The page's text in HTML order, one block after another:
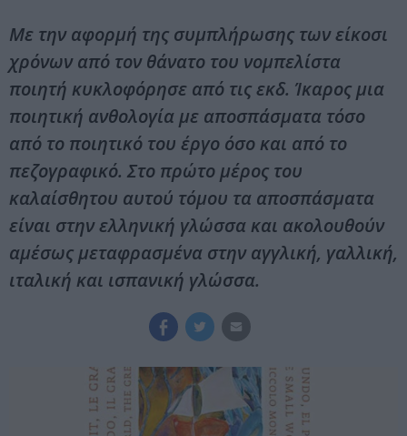
Με την αφορμή της συμπλήρωσης των είκοσι
χρόνων από τον θάνατο του νομπελίστα
ποιητή κυκλοφόρησε από τις εκδ. Ίκαρος μια
ποιητική ανθολογία με αποσπάσματα τόσο
από το ποιητικό του έργο όσο και από το
πεζογραφικό. Στο πρώτο μέρος του
καλαίσθητου αυτού τόμου τα αποσπάσματα
είναι στην ελληνική γλώσσα και ακολουθούν
αμέσως μεταφρασμένα στην αγγλική, γαλλική,
ιταλική και ισπανική γλώσσα.